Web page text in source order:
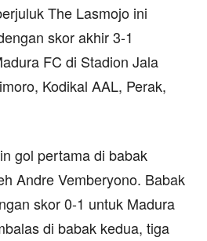
The Lasmojo ini
skor akhir 3-1
FC di Stadion Jala
Kodikal AAL, Perak,
gol pertama di babak
Andre Vemberyono. Babak
skor 0-1 untuk Madura
di babak kedua, tiga